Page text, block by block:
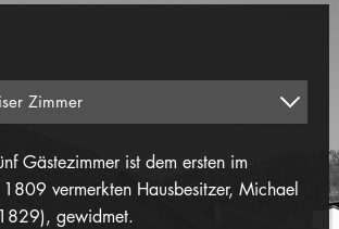
Gästezimmer ist dem ersten im
vermerkten Hausbesitzer, Michael
gewidmet.